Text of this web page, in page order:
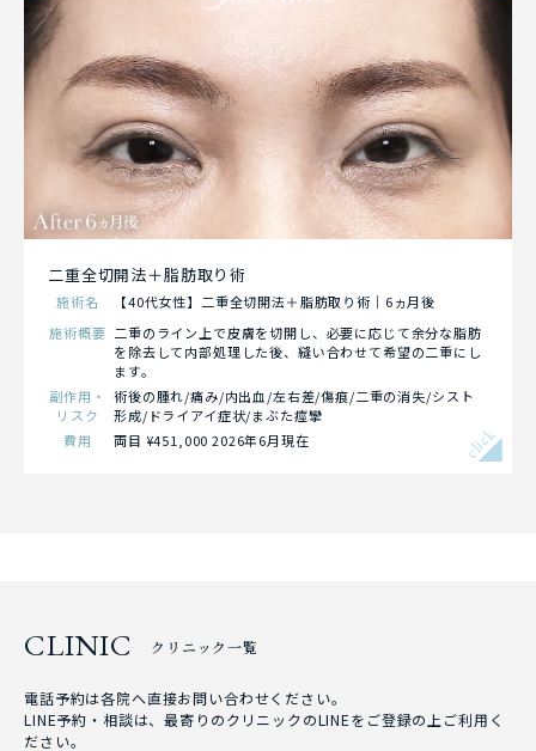
二重全切開法＋脂肪取り術
施術名
【40代女性】二重全切開法＋脂肪取り術｜6ヵ月後
施術概要 二重のライン上で皮膚を切開し、必要に応じて余分な脂肪
を除去して内部処理した後、縫い合わせて希望の二重にし
ます。
副作用・
リスク
術後の腫れ/痛み/内出血/左右差/傷痕/二重の消失/シスト
形成/ドライアイ症状/まぶた痙攣
費用
両目 ¥451,000 2026年6月現在 click
CLINIC クリニック一覧
電話予約は各院へ直接お問い合わせください。
LINE予約・相談は、最寄りのクリニックのLINEをご登録の上ご利用く
ださい。